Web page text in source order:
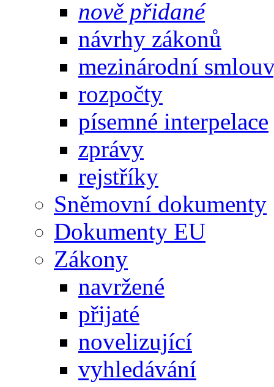
nově přidané
návrhy zákonů
mezinárodní
rozpočty
písemné interpelace
zprávy
rejstříky
Sněmovní dokumenty
Dokumenty EU
Zákony
navržené
přijaté
novelizující
vyhledávání